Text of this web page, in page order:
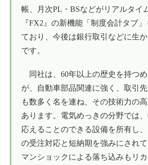
帳、月次PL・BSなどがリアルタイ
『FX2』の新機能「制度会計タブ
ており、今後は銀行取引などに生
です。
同社は、60年以上の歴史を持つ
が、自動車部品関連に強く、取引
も数多く名を連ね、その技術力の
あります。電気めっきの分野では
応えることのできる設備を所有し
の受注対応と短納期を強みにされ
マンショックによる落ち込みもリ